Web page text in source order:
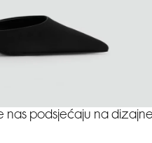
nas podsjećaju na